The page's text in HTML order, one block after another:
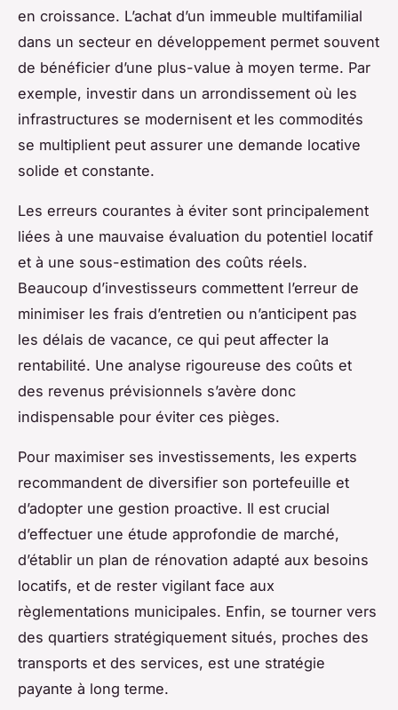
en croissance. L’achat d’un immeuble multifamilial
dans un secteur en développement permet souvent
de bénéficier d’une plus-value à moyen terme. Par
exemple, investir dans un arrondissement où les
infrastructures se modernisent et les commodités
se multiplient peut assurer une demande locative
solide et constante.
Les erreurs courantes à éviter sont principalement
liées à une mauvaise évaluation du potentiel locatif
et à une sous-estimation des coûts réels.
Beaucoup d’investisseurs commettent l’erreur de
minimiser les frais d’entretien ou n’anticipent pas
les délais de vacance, ce qui peut affecter la
rentabilité. Une analyse rigoureuse des coûts et
des revenus prévisionnels s’avère donc
indispensable pour éviter ces pièges.
Pour maximiser ses investissements, les experts
recommandent de diversifier son portefeuille et
d’adopter une gestion proactive. Il est crucial
d’effectuer une étude approfondie de marché,
d’établir un plan de rénovation adapté aux besoins
locatifs, et de rester vigilant face aux
règlementations municipales. Enfin, se tourner vers
des quartiers stratégiquement situés, proches des
transports et des services, est une stratégie
payante à long terme.